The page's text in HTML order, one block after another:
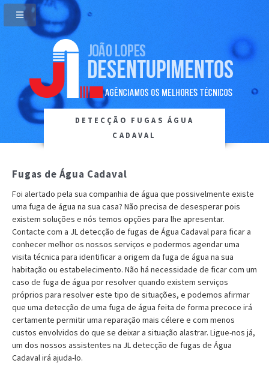
DETECÇÃO FUGAS ÁGUA
CADAVAL
Fugas de Água Cadaval
Foi alertado pela sua companhia de água que possivelmente existe
uma fuga de água na sua casa? Não precisa de desesperar pois
existem soluções e nós temos opções para lhe apresentar.
Contacte com a JL detecção de fugas de Água Cadaval para ficar a
conhecer melhor os nossos serviços e podermos agendar uma
visita técnica para identificar a origem da fuga de água na sua
habitação ou estabelecimento. Não há necessidade de ficar com um
caso de fuga de água por resolver quando existem serviços
próprios para resolver este tipo de situações, e podemos afirmar
que uma detecção de uma fuga de água feita de forma precoce irá
certamente permitir uma reparação mais célere e com menos
custos envolvidos do que se deixar a situação alastrar. Ligue-nos já,
um dos nossos assistentes na JL detecção de fugas de Água
Cadaval irá ajuda-lo.